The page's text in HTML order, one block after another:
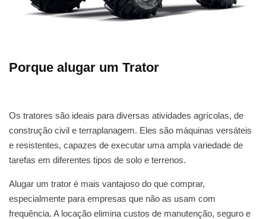
Porque alugar um Trator
Os tratores são ideais para diversas atividades agrícolas, de
construção civil e terraplanagem. Eles são máquinas versáteis
e resistentes, capazes de executar uma ampla variedade de
tarefas em diferentes tipos de solo e terrenos.
Alugar um trator é mais vantajoso do que comprar,
especialmente para empresas que não as usam com
frequência. A locação elimina custos de manutenção, seguro e